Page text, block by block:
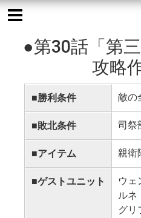
●第30話「第
攻略
■勝利条件 敵の
■敗北条件 司祭
■アイテム 親衛
■ゲストユニット
ウェ
ルネ
グリ